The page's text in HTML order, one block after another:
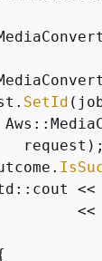
SetId
request);
<<
<<